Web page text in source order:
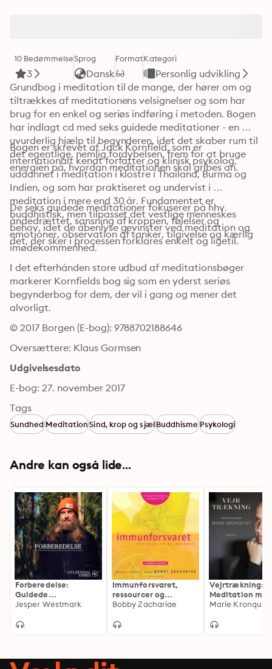
10 Bedømmelse
3
Sprog
Dansk
FormatKategori
Personlig udvikling
Grundbog i meditation til de mange, der hører om og
tiltrækkes af meditationens velsignelser og som har
brug for en enkel og seriøs indføring i metoden. Bogen
har indlagt cd med seks guidede meditationer - en
uvurderlig hjælp til begynderen, idet det skaber rum til
det egentlige, nemlig fordybelsen, frem for at bruge
energien på, hvordan meditationen skal gribes an.
Bogen er skrevet af Jack Kornfield, som er
internationalt kendt forfatter og klinisk psykolog,
uddannet i meditation i klostre i Thailand, Burma og
Indien, og som har praktiseret og undervist i
meditation i mere end 30 år. Fundamentet er
buddhistisk, men tilpasset det vestlige menneskes
behov, idet de åbenlyse gevinster ved meditation og
det, der sker i processen forklares enkelt og ligetil.
De seks guidede meditationer fokuserer på hhv.
åndedrættet, sansning af kroppen, følelser og
emotioner, observation af tanker, tilgivelse og kærlig
imødekommenhed.
I det efterhånden store udbud af meditationsbøger
markerer Kornfields bog sig som en yderst seriøs
begynderbog for dem, der vil i gang og mener det
alvorligt.
© 2017 Borgen (E-bog): 9788702188646
Oversættere: Klaus Gormsen
Udgivelsesdato
E-bog: 27. november 2017
Tags
SundhedMeditationSind, krop og sjælBuddhismePsykologi
Andre kan også lide...
Forberedelse:
Guidede
meditationer med
Jesper Westmark
Immunforsvaret,
ressourcer og
balance: 2 effektive
Bobby Zachariae
Vejrtrækning:
Meditation med
Marie Kronquist
Marie Kronquist